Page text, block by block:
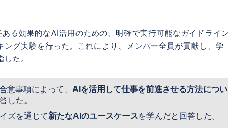
る効果的なAI活用のための、明確で実行可能なガイドライン
ング実験を行った。これにより、メンバー全員が貢献し、学
た。
意事項によって、 AIを活用して仕事を前進させる方法につい
した。
ズを通じて新たなAIのユースケースを学んだと回答した。